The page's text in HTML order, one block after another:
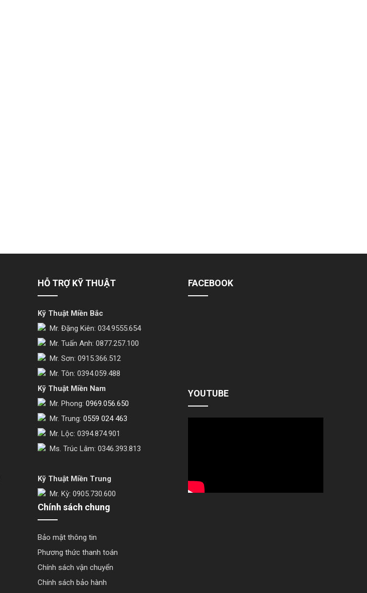
HỖ TRỢ KỸ THUẬT
Kỹ Thuật Miền Bắc
Mr. Đặng Kiên: 034.9555.654
Mr. Tuấn Anh: 0877.257.100
Mr. Sơn: 0915.366.512
Mr. Tôn: 0394.059.488
Kỹ Thuật Miền Nam
Mr. Phong: 0969.056.650
Mr. Trung: 0559 024 463
Mr. Lộc: 0394.874.901
Ms. Trúc Lâm: 0346.393.813
Kỹ Thuật Miền Trung
Mr. Kỳ: 0905.730.600
Chính sách chung
Bảo mật thông tin
Phương thức thanh toán
Chính sách vận chuyển
Chính sách bảo hành
FACEBOOK
YOUTUBE